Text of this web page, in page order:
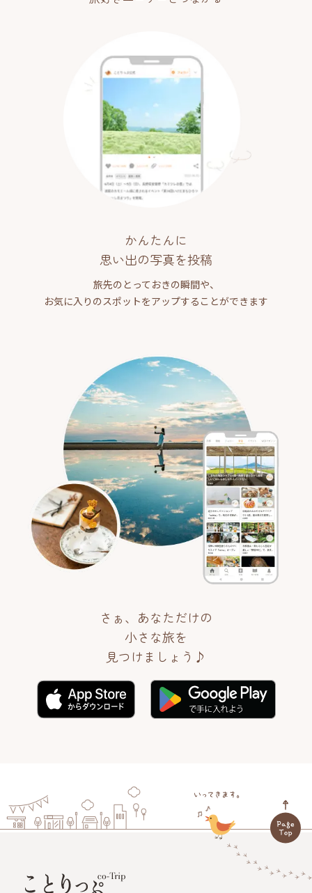
かんたんに
思い出の写真を投稿
旅先のとっておきの瞬間や、
お気に入りのスポットをアップすることができます
さぁ、あなただけの
小さな旅を
見つけましょう♪